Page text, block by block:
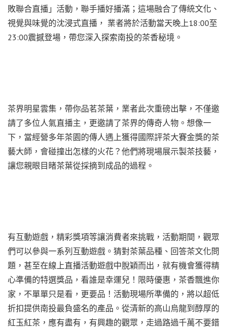
敗聯合直播」活動，聯手播好播滿；這場融合了傳統文化、
視覺與味覺的沈浸式直播， 業者將於活動當天晚上18:00至
23:00震撼登場，帶您深入探索南投的茶香秘境。
茶界明星雲集，帶你品茗茶葉，業者此次重磅出擊，不僅邀
請了多位人氣直播主，更邀請了茶界的傳奇人物。想像一
下，當經營多年茶園的傳人遇上獲得國際評茶大賽金獎的茶
藝大師，會碰撞出怎樣的火花？他們將現場展示製茶技藝，
讓您親眼目睹茶葉從採摘到成品的過程。
有互動遊戲，精彩獎項等讓消費者來挑戰，活動期間，觀眾
們可以參與一系列互動遊戲。猜對茶葉品種、回答茶文化問
題，甚至在線上直播活動遊戲中脫穎而出，就有機會獲得精
心準備的特選獎品，看誰是幸運兒！限時優惠，茶香飄進你
家，不單單只是看，更要品！活動現場所準備的，將以超低
折扣提供南投最負盛名的產品。從清新的高山烏龍到醇厚的
紅玉紅茶，應有盡有，有興趣的觀眾，走過路過千萬不要錯